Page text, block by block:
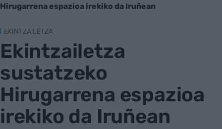
Hirugarrena espazioa irekiko da Iruñean
EKINTZAILETZA
Ekintzailetza
sustatzeko
Hirugarrena espazioa
irekiko da Iruñean